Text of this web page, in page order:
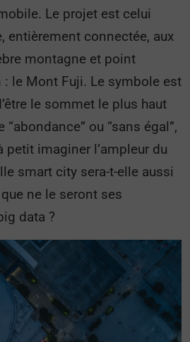
Le projet est celui
entièrement connectée, aux
montagne et point
le Mont Fuji. Le symbole est
le sommet le plus haut
ou “sans égal”,
imaginer l’ampleur du
smart city sera-t-elle aussi
ne le seront ses
data ?